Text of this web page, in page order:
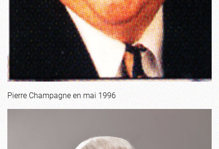
Pierre Champagne en mai 1996